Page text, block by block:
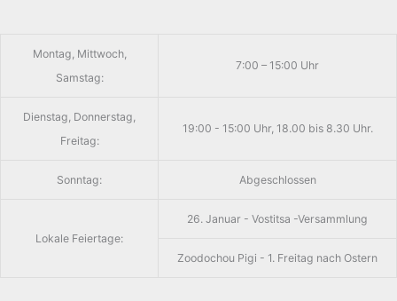
Montag, Mittwoch,
Samstag:
7:00 – 15:00 Uhr
Dienstag, Donnerstag,
Freitag:
19:00 - 15:00 Uhr, 18.00 bis 8.30 Uhr.
Sonntag: Abgeschlossen
Lokale Feiertage:
26. Januar - Vostitsa -Versammlung
Zoodochou Pigi - 1. Freitag nach Ostern